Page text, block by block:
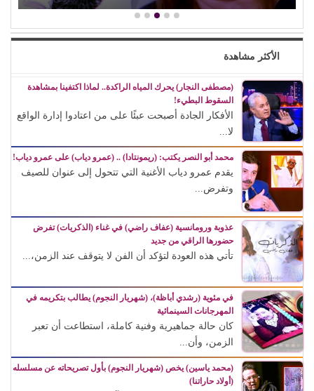
الأكثر مشاهدة
(مصطفى النجار) يحرك المياه الراكدة.. لماذا اكتفينا بمشاهدة
السقوط البطيء!
الأفكار الجادة أصبحت عبئًا على من اعتادوا إدارة الواقع
لا...
محمد أبو النصر يكتب: (ريمونتادا) .. (عمرو دياب) على عمرو دياب!
يقدم عمرو دياب الأغنية التي تتحول إلى عنوان للصيف
وتفرض...
عذوبة ورومانسية (عفاف راضي) في غناء (الذكريات) تفرض
حضورها الراقي من جديد
تأتي هذه العودة لتؤكد أن الفن لا يتوقف عند الزمن،...
في مئوية (رشدي أباظة)، (شهريار النجوم) يطالب بتكريمه في
المهرجانات السينمائية
كان حالة جماهيرية وفنية كاملة، استطاعت أن تعبر
الزمن، وأن...
(محمد ياسين) يخص (شهريار النجوم) بأول تصريحاته عن مسلسله
(أولاد حاراتنا)